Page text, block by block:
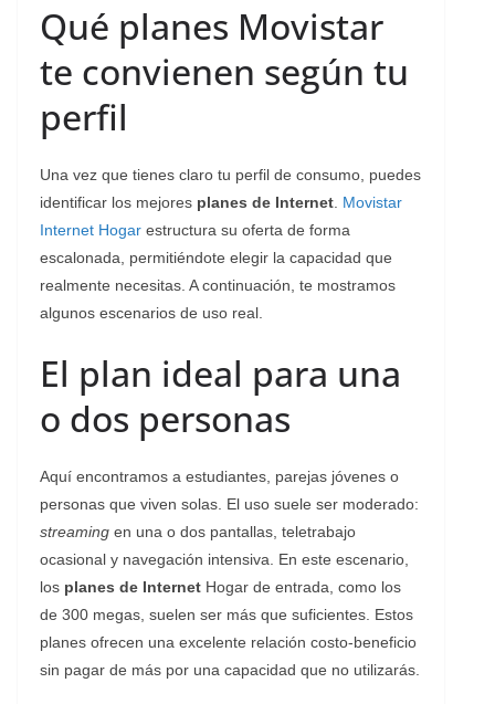
Qué planes Movistar
te convienen según tu
perfil
Una vez que tienes claro tu perfil de consumo, puedes
identificar los mejores planes de Internet Movistar
Internet Hogar estructura su oferta de forma
escalonada, permitiéndote elegir la capacidad que
realmente necesitas. A continuación, te mostramos
algunos escenarios de uso real.
El plan ideal para una
o dos personas
Aquí encontramos a estudiantes, parejas jóvenes o
personas que viven solas. El uso suele ser moderado:
streaming en una o dos pantallas, teletrabajo
ocasional y navegación intensiva. En este escenario,
los planes de Internet Hogar de entrada, como los
de 300 megas, suelen ser más que suficientes. Estos
planes ofrecen una excelente relación costo-beneficio
sin pagar de más por una capacidad que no utilizarás.